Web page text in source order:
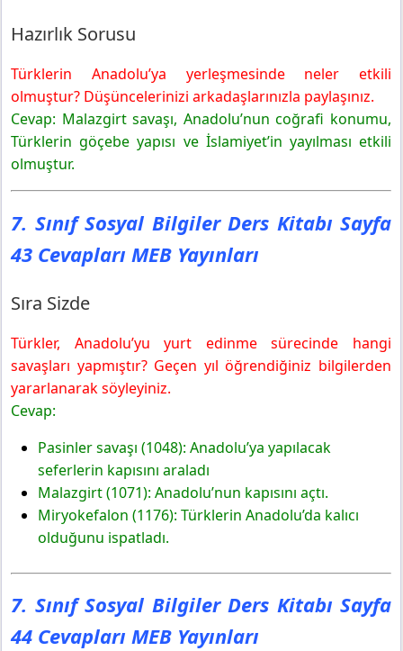
Sıra Sizde
MEB Yayınları
1.etkinlik
7. Sınıf Sosyal Bilgiler Ders Kitabı Sayfa 45 Cevapları
MEB Yayınları
Sıra Sizde
2.etkinlik
Hazırlık Sorusu
Türklerin Anadolu’ya yerleşmesinde neler etkili
olmuştur? Düşüncelerinizi arkadaşlarınızla paylaşınız.
Cevap: Malazgirt savaşı, Anadolu’nun coğrafi konumu,
Türklerin göçebe yapısı ve İslamiyet’in yayılması etkili
olmuştur.
7. Sınıf Sosyal Bilgiler Ders Kitabı Sayfa
43 Cevapları MEB Yayınları
Sıra Sizde
Türkler, Anadolu’yu yurt edinme sürecinde hangi
savaşları yapmıştır? Geçen yıl öğrendiğiniz bilgilerden
yararlanarak söyleyiniz.
Cevap:
Pasinler savaşı (1048): Anadolu’ya yapılacak
seferlerin kapısını araladı
Malazgirt (1071): Anadolu’nun kapısını açtı.
Miryokefalon (1176): Türklerin Anadolu’da kalıcı
olduğunu ispatladı.
7. Sınıf Sosyal Bilgiler Ders Kitabı Sayfa
44 Cevapları MEB Yayınları